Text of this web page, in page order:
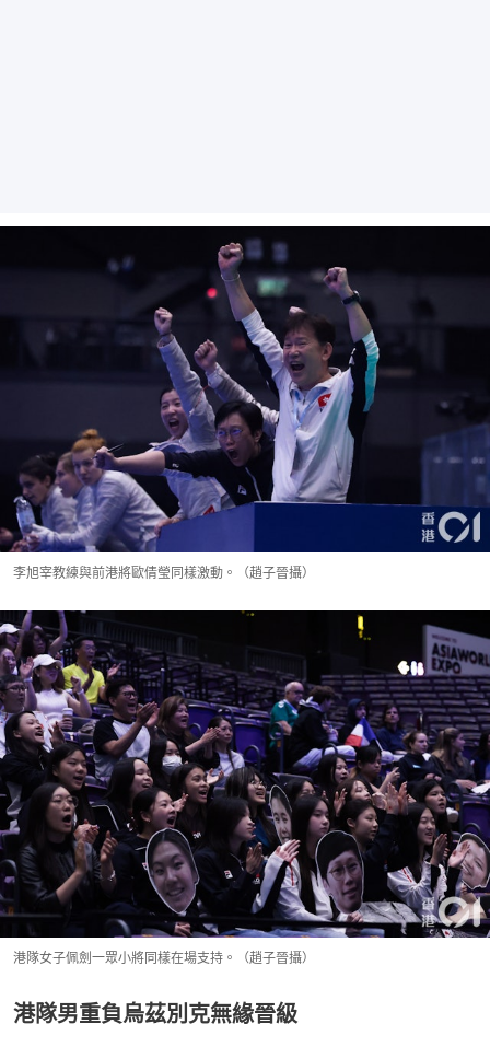
李旭宰教練與前港將歐倩瑩同樣激動。（趙子晉攝）
港隊女子佩劍一眾小將同樣在場支持。（趙子晉攝）
港隊男重負烏茲別克無緣晉級